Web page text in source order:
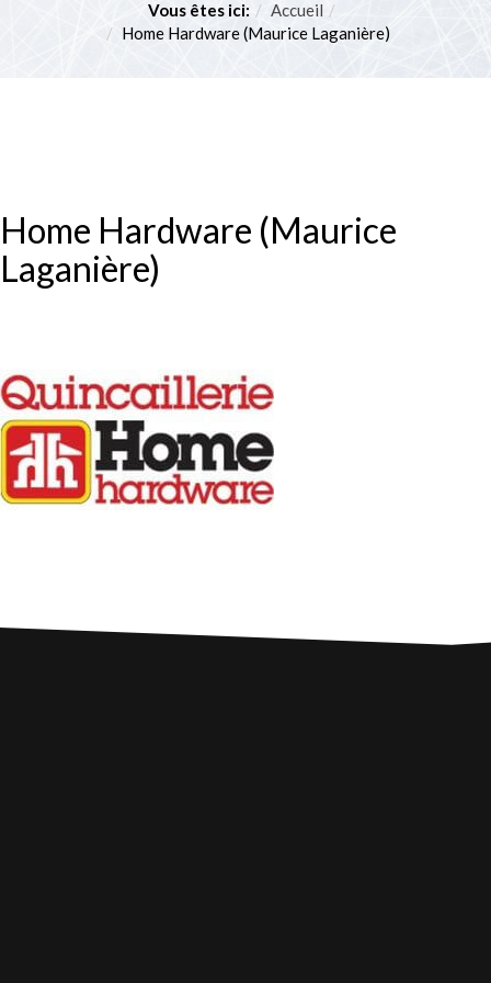
Techniques et règlements
Restaurants et kiosques sur la glace
Vous êtes ici:
Accueil
Home Hardware (Maurice Laganière)
Home Hardware (Maurice
Laganière)